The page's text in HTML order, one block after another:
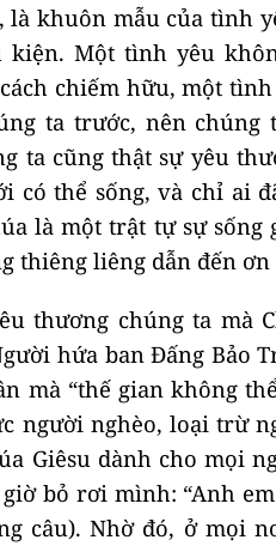
là khuôn mẫu của tình
Một tình yêu
chiếm hữu, một
ta trước, nên
ta cũng thật sự yêu
có thể sống, và chỉ ai
là một trật tự sự
thiêng liêng dẫn đến ơn
thương chúng ta mà
hứa ban Đấng Bảo
mà “thế gian không
người nghèo, loại trừ
Giêsu dành cho mọi
bỏ rơi mình: “Anh
câu). Nhờ đó, ở mọi